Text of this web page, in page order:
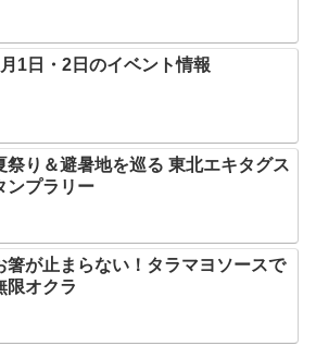
1日・2日のイベント情報
祭り＆避暑地を巡る 東北エキタグス
ンプラリー
箸が止まらない！タラマヨソースで
限オクラ